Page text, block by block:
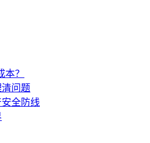
？
问题
全防线